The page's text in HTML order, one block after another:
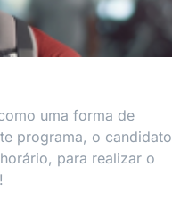
uma forma de
programa, o candidato
para realizar o